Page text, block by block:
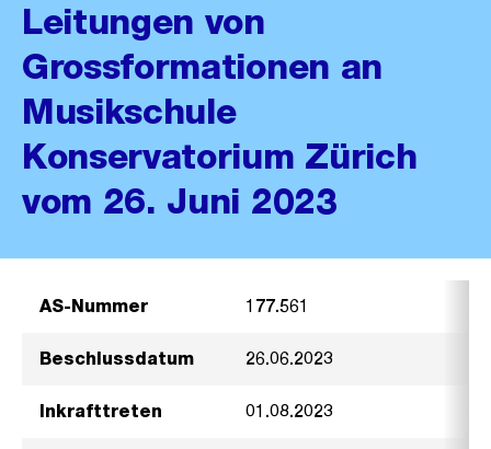
Leitungen von
Grossformationen an
Musikschule
Konservatorium Zürich
vom 26. Juni 2023
AS-Nummer 177.561
Beschlussdatum 26.06.2023
Inkrafttreten 01.08.2023